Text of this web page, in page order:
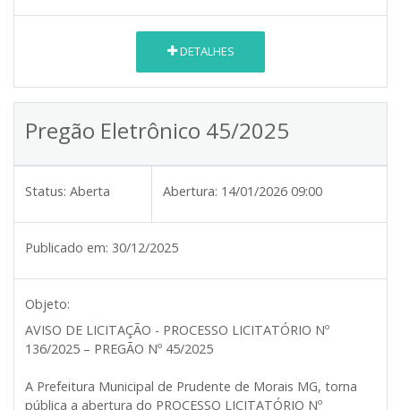
DETALHES
Pregão Eletrônico 45/2025
Status: Aberta Abertura: 14/01/2026 09:00
Publicado em: 30/12/2025
Objeto:
AVISO DE LICITAÇÃO - PROCESSO LICITATÓRIO Nº
136/2025 – PREGÃO Nº 45/2025
A Prefeitura Municipal de Prudente de Morais MG, torna
pública a abertura do PROCESSO LICITATÓRIO Nº